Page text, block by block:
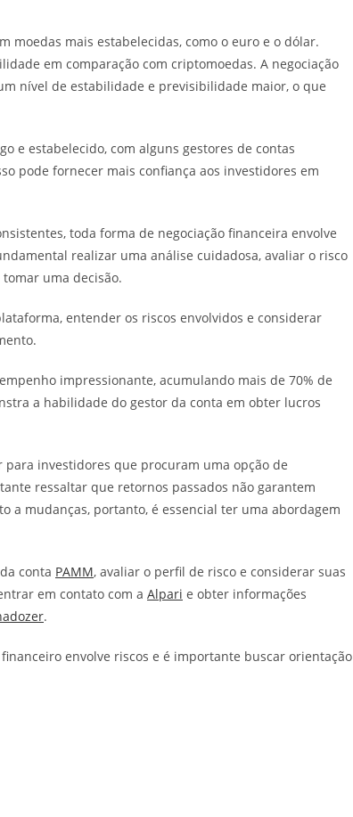
moedas mais estabelecidas, como o euro e o dólar.
em comparação com criptomoedas. A negociação
nível de estabilidade e previsibilidade maior, o que
e estabelecido, com alguns gestores de contas
pode fornecer mais confiança aos investidores em
toda forma de negociação financeira envolve
realizar uma análise cuidadosa, avaliar o risco
uma decisão.
entender os riscos envolvidos e considerar
impressionante, acumulando mais de 70% de
a habilidade do gestor da conta em obter lucros
investidores que procuram uma opção de
ressaltar que retornos passados não garantem
a mudanças, portanto, é essencial ter uma abordagem
conta PAMM, avaliar o perfil de risco e considerar suas
em contato com a Alpari e obter informações
.
envolve riscos e é importante buscar orientação